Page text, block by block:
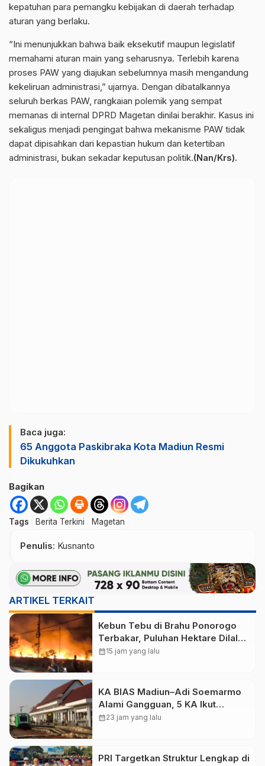
kepatuhan para pemangku kebijakan di daerah terhadap
aturan yang berlaku.
“Ini menunjukkan bahwa baik eksekutif maupun legislatif
memahami aturan main yang seharusnya. Terlebih karena
proses PAW yang diajukan sebelumnya masih mengandung
kekeliruan administrasi,” ujarnya. Dengan dibatalkannya
seluruh berkas PAW, rangkaian polemik yang sempat
memanas di internal DPRD Magetan dinilai berakhir. Kasus ini
sekaligus menjadi pengingat bahwa mekanisme PAW tidak
dapat dipisahkan dari kepastian hukum dan ketertiban
administrasi, bukan sekadar keputusan politik.(Nan/Krs).
Baca juga:
65 Anggota Paskibraka Kota Madiun Resmi
Dikukuhkan
Bagikan
Tags Berita Terkini Magetan
Penulis: Kusnanto
ARTIKEL TERKAIT
Kebun Tebu di Brahu Ponorogo
Terbakar, Puluhan Hektare Dilalap
Api
calendar_month15 jam yang lalu
KA BIAS Madiun–Adi Soemarmo
Alami Gangguan, 5 KA Ikut
Terdampak
calendar_month23 jam yang lalu
PRI Targetkan Struktur Lengkap di